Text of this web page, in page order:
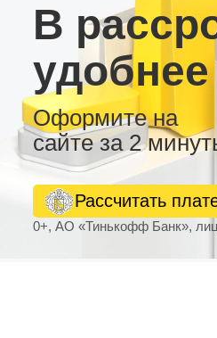
В
удобнее
Оформите на
сайте за 2
0+, АО «Тинькофф Банк»,
Рассчитать